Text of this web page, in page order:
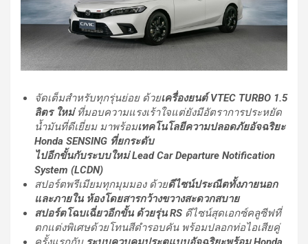
จัดเต็มสำหรับทุกรุ่นย่อย ด้วยเครื่องยนต์ VTEC TURBO 1.5
ลิตร ใหม่ที่มอบความแรงเร้าใจแต่ยังมีอัตราการประหยัด
น้ำมันที่ดีเยี่ยม มาพร้อมเทคโนโลยีความปลอดภัยอัจฉริยะ
Honda SENSING ที่ยกระดับ
ไปอีกขั้นกับระบบใหม่ Lead Car Departure Notification
System (LCDN)
สปอร์ตพรีเมียมทุกมุมมอง ด้วยดีไซน์ประณีตทั้งภายนอก
และภายใน ห้องโดยสารกว้างขวางสะดวกสบาย
สปอร์ตโฉบเฉี่ยวอีกขั้น ด้วยรุ่นRS ดีไซน์สุดเอกซ์คลูซีฟที่
ตกแต่งพิเศษด้วยโทนสีดำรอบคัน พร้อมปลอกท่อไอเสียคู่